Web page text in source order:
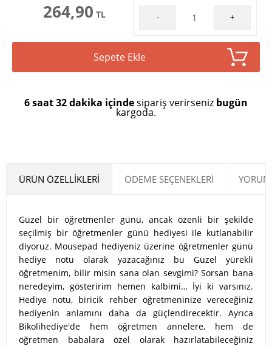
264,90 TL - +
Sepete Ekle
6 saat 32 dakika içindesipariş verirseniz bugün
kargoda.
ÜRÜN ÖZELLIKLERI ÖDEME SEÇENEKLERI
Güzel bir öğretmenler günü, ancak özenli bir şekilde
seçilmiş bir öğretmenler günü hediyesi ile kutlanabilir
diyoruz. Mousepad hediyeniz üzerine öğretmenler günü
hediye notu olarak yazacağınız bu Güzel yürekli
öğretmenim, bilir misin sana olan sevgimi? Sorsan bana
neredeyim, gösteririm hemen kalbimi… İyi ki varsınız.
Hediye notu, biricik rehber öğretmeninize vereceğiniz
hediyenin anlamını daha da güçlendirecektir. Ayrıca
Bikolihediye'de hem öğretmen annelere, hem de
öğretmen babalara özel olarak hazırlatabileceğiniz